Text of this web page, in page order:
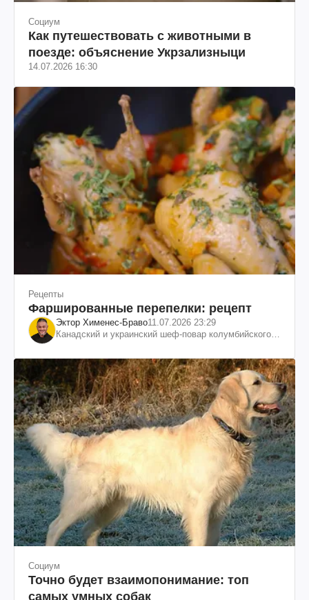
Социум
Как путешествовать с животными в
поезде: объяснение Укрзализныци
14.07.2026 16:30
Рецепты
Фаршированные перепелки: рецепт
Эктор Хименес-Браво11.07.2026 23:29
Канадский и украинский шеф-повар колумбийского
Социум
Точно будет взаимопонимание: топ
самых умных собак